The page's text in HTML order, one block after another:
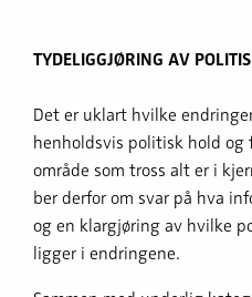
TYDELIGGJØRING AV
Det er uklart hvilke
henholdsvis politisk hold
område som tross alt er i
ber derfor om svar på hva
og en klargjøring av hvilke
ligger i endringene.